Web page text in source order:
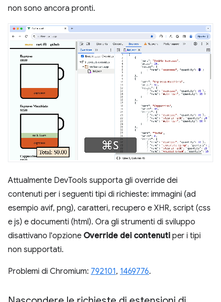
non sono ancora pronti.
Attualmente DevTools supporta gli override dei
contenuti per i seguenti tipi di richieste: immagini (ad
esempio avif, png), caratteri, recupero e XHR, script (css
e js) e documenti (html). Ora gli strumenti di sviluppo
disattivano l'opzione Override dei contenuti per i tipi
non supportati.
Problemi di Chromium: 792101, 1469776.